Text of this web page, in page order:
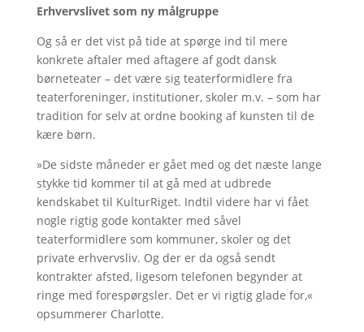
Erhvervslivet som ny målgruppe
Og så er det vist på tide at spørge ind til mere
konkrete aftaler med aftagere af godt dansk
børneteater – det være sig teaterformidlere fra
teaterforeninger, institutioner, skoler m.v. – som har
tradition for selv at ordne booking af kunsten til de
kære børn.
»De sidste måneder er gået med og det næste lange
stykke tid kommer til at gå med at udbrede
kendskabet til KulturRiget. Indtil videre har vi fået
nogle rigtig gode kontakter med såvel
teaterformidlere som kommuner, skoler og det
private erhvervsliv. Og der er da også sendt
kontrakter afsted, ligesom telefonen begynder at
ringe med forespørgsler. Det er vi rigtig glade for,«
opsummerer Charlotte.